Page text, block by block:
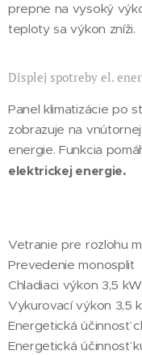
prepne na vysoký
teploty sa výkon zníži.
Displej spotreby el.
Panel klimatizácie po
zobrazuje na
energie. Funkcia
elektrickej energie.
Vetranie pre rozlohu
Prevedenie monosplit
Chladiaci výkon 3,5 kW
Vykurovací výkon 3,5
Energetická účinnosť
Energetická účinnosť